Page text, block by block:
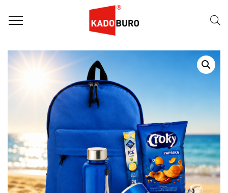
Home
Zomerpakketten
ZOMERPAKKET: BEACH FIT BAG